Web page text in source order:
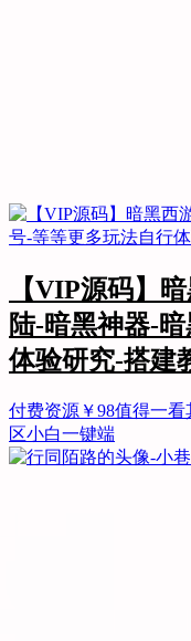
【VIP源码】
陆-暗黑神器-
体验研究-搭建
付费资源 ￥98值得一看
区小白一键端